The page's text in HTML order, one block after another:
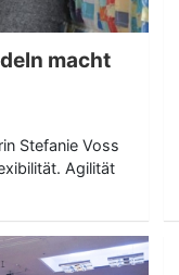
macht
Stefanie Voss
Agilität